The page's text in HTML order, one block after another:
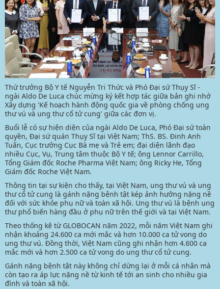
Thứ trưởng Bộ Y tế Nguyễn Tri Thức và Phó Đại sứ Thụy Sĩ -
ngài Aldo De Luca chúc mừng ký kết hợp tác giữa bản ghi nhớ
Xây dựng 'Kế hoạch hành động quốc gia về phòng chống ung
thư vú và ung thư cổ tử cung' giữa các đơn vị.
Buổi lễ có sự hiện diện của ngài Aldo De Luca, Phó Đại sứ toàn
quyền, Đại sứ quán Thụy Sĩ tại Việt Nam; ThS. BS. Đinh Anh
Tuấn, Cục trưởng Cục Bà mẹ và Trẻ em; đại diện lãnh đạo
nhiều Cục, Vụ, Trung tâm thuộc Bộ Y tế; ông Lennor Carrillo,
Tổng Giám đốc Roche Pharma Việt Nam; ông Ricky He, Tổng
Giám đốc Roche Việt Nam.
Thông tin tại sự kiện cho thấy, tại Việt Nam, ung thư vú và ung
thư cổ tử cung là gánh nặng bệnh tật kép ảnh hưởng nặng nề
đối với sức khỏe phụ nữ và toàn xã hội. Ung thư vú là bệnh ung
thư phổ biến hàng đầu ở phụ nữ trên thế giới và tại Việt Nam.
Theo thống kê từ GLOBOCAN năm 2022, mỗi năm Việt Nam ghi
nhận khoảng 24.600 ca mới mắc và hơn 10.000 ca tử vong do
ung thư vú. Đồng thời, Việt Nam cũng ghi nhận hơn 4.600 ca
mắc mới và hơn 2.500 ca tử vong do ung thư cổ tử cung.
Gánh nặng bệnh tật này không chỉ dừng lại ở mỗi cá nhân mà
còn tạo ra áp lực nặng nề từ kinh tế tới an sinh cho nhiều gia
đình và toàn xã hội.